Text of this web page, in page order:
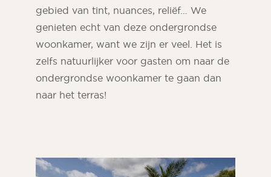
gebied van tint, nuances, reliëf… We
genieten echt van deze ondergrondse
woonkamer, want we zijn er veel. Het is
zelfs natuurlijker voor gasten om naar de
ondergrondse woonkamer te gaan dan
naar het terras!